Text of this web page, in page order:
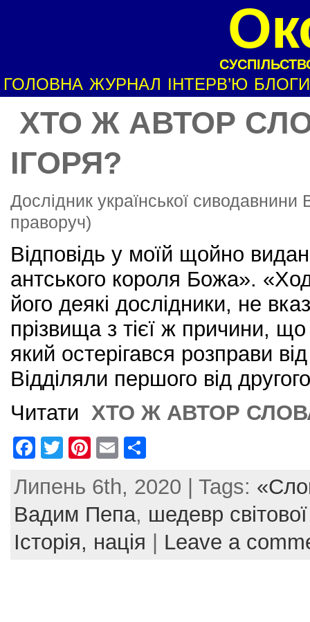
ГОЛОВНА ЖУРНАЛ ІНТЕРВ’Ю БЛОГИ
ХТО Ж АВТОР
ІГОРЯ?
Дослідник української
праворуч)
Відповідь у моїй щойно
антського короля Божа».
його деякі дослідники, не
прізвища з тієї ж причини, що
який остерігався розправи
Відділяли першого від
Читати ХТО Ж АВТОР
F
c
e
b
T
itt
er
Pi
er
e
st
E
ai
l
ar
e
Липень 6th, 2020 | Tags:
Вадим Пепа, шедевр
Історія, нація Leave a